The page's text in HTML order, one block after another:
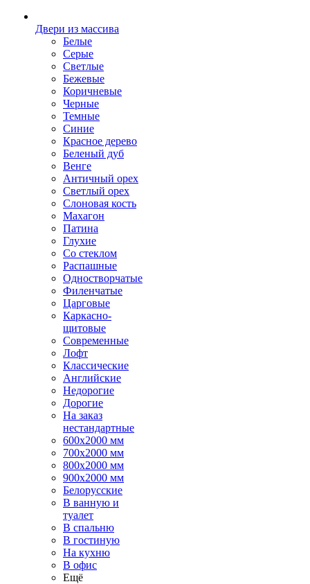
Двери из массива
Белые
Серые
Светлые
Бежевые
Коричневые
Черные
Темные
Синие
Красное дерево
Беленый дуб
Венге
Античный орех
Светлый орех
Слоновая кость
Махагон
Патина
Глухие
Со стеклом
Распашные
Одностворчатые
Филенчатые
Царговые
Каркасно-
щитовые
Современные
Лофт
Классические
Английские
Недорогие
Дорогие
На заказ
нестандартные
600х2000 мм
700х2000 мм
800х2000 мм
900х2000 мм
Белорусские
В ванную и
туалет
В спальню
В гостиную
На кухню
В офис
Ещё